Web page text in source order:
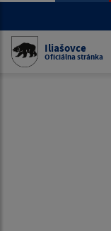
Iliašovce
Oficiálna stránka